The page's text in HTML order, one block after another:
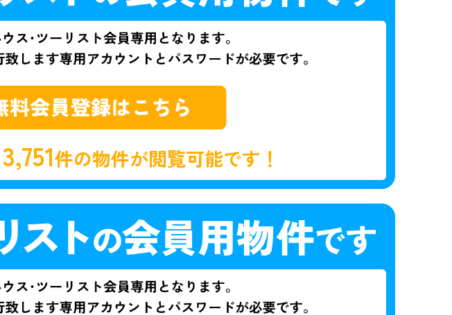
3,751件の物件が閲覧可能です！